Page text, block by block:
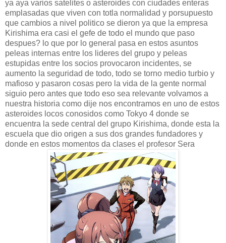
ya aya varios satelites o asteroides con ciudades enteras
emplasadas que viven con totla normalidad y porsupuesto
que cambios a nivel politico se dieron ya que la empresa
Kirishima era casi el gefe de todo el mundo que paso
despues? lo que por lo general pasa en estos asuntos
peleas internas entre los lideres del grupo y peleas
estupidas entre los socios provocaron incidentes, se
aumento la seguridad de todo, todo se torno medio turbio y
mafioso y pasaron cosas pero la vida de la gente normal
siguio pero antes que todo eso sea relevante volvamos a
nuestra historia como dije nos encontramos en uno de estos
asteroides locos conosidos como Tokyo 4 donde se
encuentra la sede central del grupo Kirishima, donde esta la
escuela que dio origen a sus dos grandes fundadores y
donde en estos momentos da clases el profesor Sera